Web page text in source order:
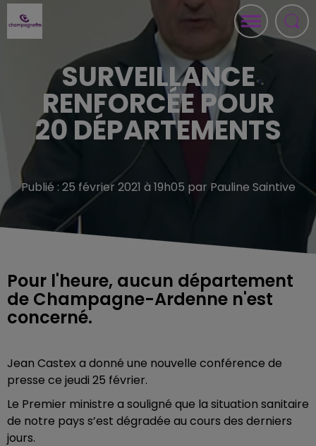
SURVEILLANCE
RENFORCÉE POUR
20 DÉPARTEMENTS
Publié : 25 février 2021 à 19h05 par Pauline Saintive
Pour l'heure, aucun département
de Champagne-Ardenne n'est
concerné.
Jean Castex a donné une nouvelle conférence de
presse ce jeudi 25 février.
Le Premier ministre a souligné que la situation sanitaire
de notre pays s’est dégradée au cours des derniers
jours.